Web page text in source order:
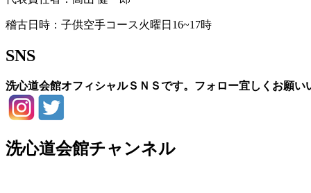
稽古日時：子供空手コース火曜日16~17時
SNS
洗心道会館オフィシャルＳＮＳです。フォロー宜しくお願い
洗心道会館チャンネル